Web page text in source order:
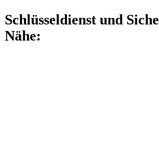
Schlüsseldienst und
Nähe: